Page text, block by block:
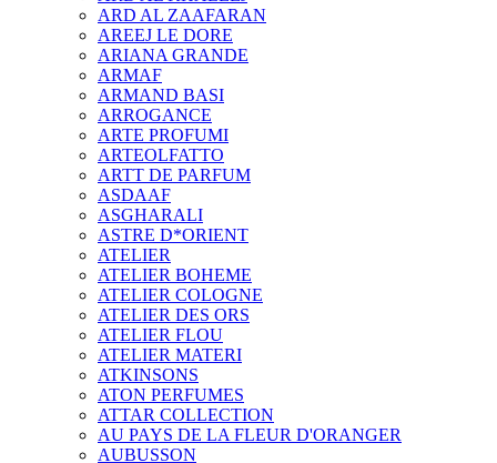
ARD AL ZAAFARAN
AREEJ LE DORE
ARIANA GRANDE
ARMAF
ARMAND BASI
ARROGANCE
ARTE PROFUMI
ARTEOLFATTO
ARTT DE PARFUM
ASDAAF
ASGHARALI
ASTRE D*ORIENT
ATELIER
ATELIER BOHEME
ATELIER COLOGNE
ATELIER DES ORS
ATELIER FLOU
ATELIER MATERI
ATKINSONS
ATON PERFUMES
ATTAR COLLECTION
AU PAYS DE LA FLEUR D'ORANGER
AUBUSSON